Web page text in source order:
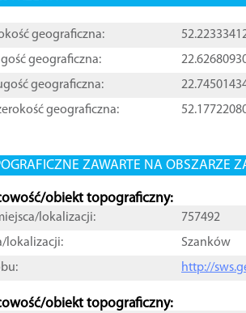
geograficzna:
geograficzna:
geograficzna:
geograficzna:
ZAWARTE NA OBSZARZE
obiekt topograficzny:
lokalizacji:
757492
lokalizacji:
Szanków
http://
obiekt topograficzny: